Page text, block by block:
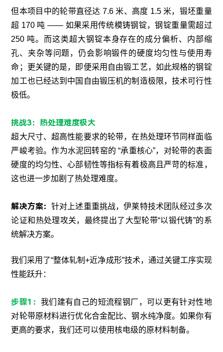
但本项目中的轮带直径达 7.6 米、高度 1.5 米，锻坯重量
超 170 吨 —— 如果采用传统模铸钢锭，钢锭重量需超过
250 吨。而这类超大钢锭本身存在的成分偏析、内部缩
孔、夹杂等问题，仍会影响锻件的硬度均匀性与使用寿
命；更关键的是，即便采用自由锻工艺，如此规格的钢锭
加工也已经达到中国自由锻压机的制造极限，技术可行性
极低。
挑战3：热处理难度极大
超大尺寸、超高性能要求的轮带，在热处理环节同样面临
严峻考验。作为水泥回转窑的 “承重核心”，对轮带的表面
硬度的均匀性、心部韧性等指标有着极高且严苛的标准，
这也进一步加剧了热处理难度。
解决方案：针对上述重重挑战，伊莱特技术团队经过多次
论证和热处理攻关，最终提出了大型轮带“以锻代铸”的系
统解决方案。
我们采用了“整体轧制+近净成形”技术，通过关键工序实现
性能跃升：
步骤1： 我们建有自己的短流程钢厂，可以更有针对性地
对轮带原材料进行优化合金配比、钢水纯净度。如果你有
更高的要求，我们还可以使用核电级的原材料制备。